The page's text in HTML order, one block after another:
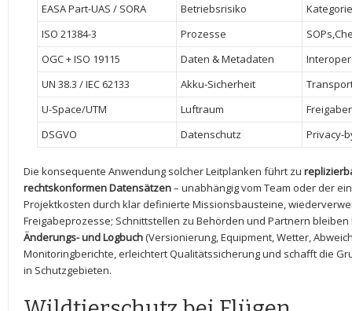
EASA Part-UAS / SORA
Betriebsrisiko
ISO 21384-3
Prozesse
OGC + ISO 19115
Daten & Metadaten
UN ​38.3 ⁢/ IEC 62133
Akku-Sicherheit
U-Space/UTM
Luftraum
DSGVO
Datenschutz Privacy-
Die konsequente Anwendung solcher Leitplanken führt zu
rechtskonformen Datensätzen– unabhängig vom Team oder der⁤
Projektkosten durch klar‍ definierte Missionsbausteine,
⁤Freigabeprozesse;‍ Schnittstellen zu Behörden und Partnern
Änderungs- und Logbuch‌(Versionierung, ⁣Equipment, ​Wetter,
Monitoringberichte, erleichtert Qualitätssicherung und schafft die
in Schutzgebieten.